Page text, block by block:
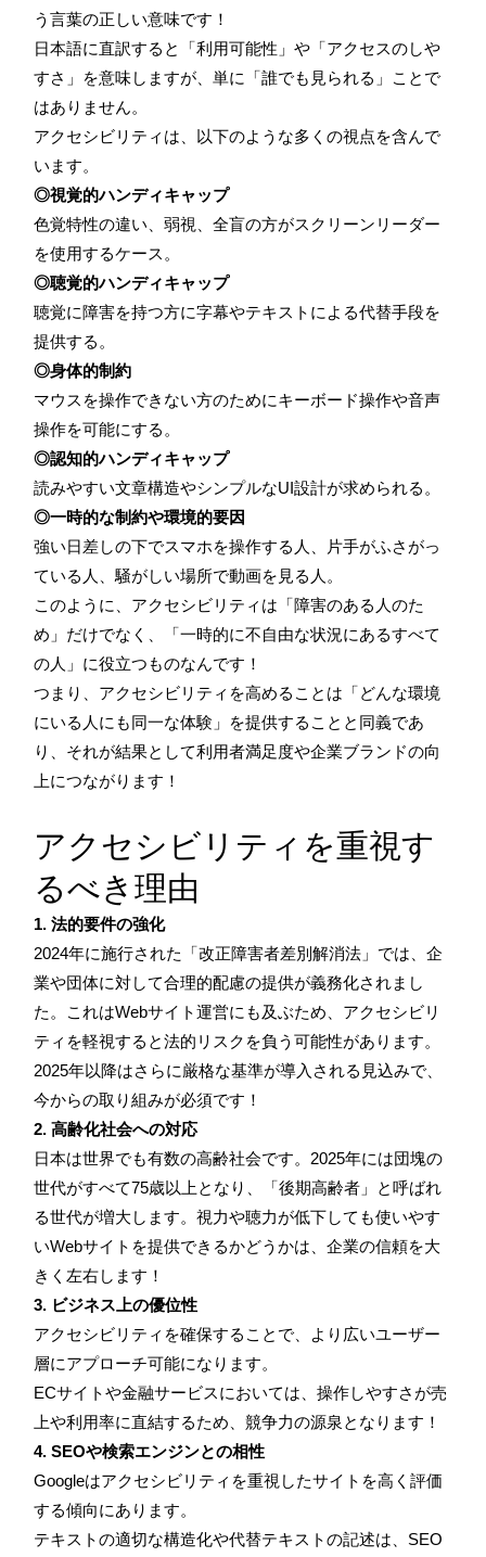
う言葉の正しい意味です！
日本語に直訳すると「利用可能性」や「アクセスのしや
すさ」を意味しますが、単に「誰でも見られる」ことで
はありません。
アクセシビリティは、以下のような多くの視点を含んで
います。
◎視覚的ハンディキャップ
色覚特性の違い、弱視、全盲の方がスクリーンリーダー
を使用するケース。
◎聴覚的ハンディキャップ
聴覚に障害を持つ方に字幕やテキストによる代替手段を
提供する。
◎身体的制約
マウスを操作できない方のためにキーボード操作や音声
操作を可能にする。
◎認知的ハンディキャップ
読みやすい文章構造やシンプルなUI設計が求められる。
◎一時的な制約や環境的要因
強い日差しの下でスマホを操作する人、片手がふさがっ
ている人、騒がしい場所で動画を見る人。
このように、アクセシビリティは「障害のある人のた
め」だけでなく、「一時的に不自由な状況にあるすべて
の人」に役立つものなんです！
つまり、アクセシビリティを高めることは「どんな環境
にいる人にも同一な体験」を提供することと同義であ
り、それが結果として利用者満足度や企業ブランドの向
上につながります！
アクセシビリティを重視す
るべき理由
1. 法的要件の強化
2024年に施行された「改正障害者差別解消法」では、企
業や団体に対して合理的配慮の提供が義務化されまし
た。これはWebサイト運営にも及ぶため、アクセシビリ
ティを軽視すると法的リスクを負う可能性があります。
2025年以降はさらに厳格な基準が導入される見込みで、
今からの取り組みが必須です！
2. 高齢化社会への対応
日本は世界でも有数の高齢社会です。2025年には団塊の
世代がすべて75歳以上となり、「後期高齢者」と呼ばれ
る世代が増大します。視力や聴力が低下しても使いやす
いWebサイトを提供できるかどうかは、企業の信頼を大
きく左右します！
3. ビジネス上の優位性
アクセシビリティを確保することで、より広いユーザー
層にアプローチ可能になります。
ECサイトや金融サービスにおいては、操作しやすさが売
上や利用率に直結するため、競争力の源泉となります！
4. SEOや検索エンジンとの相性
Googleはアクセシビリティを重視したサイトを高く評価
する傾向にあります。
テキストの適切な構造化や代替テキストの記述は、SEO